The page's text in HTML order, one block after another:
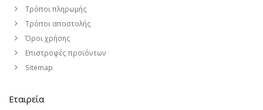
Τρόποι πληρωμής
Τρόποι αποστολής
Όροι χρήσης
Επιστροφές προϊόντων
Sitemap
Εταιρεία